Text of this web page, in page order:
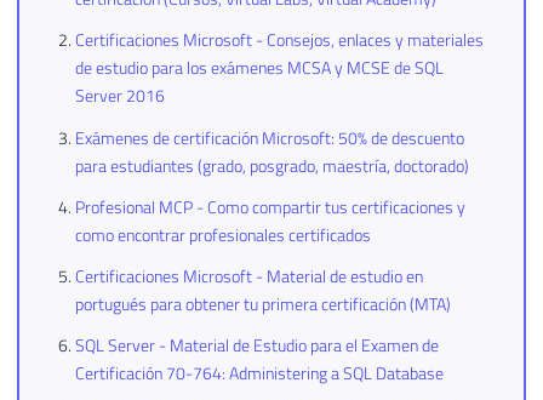
Certificaciones Microsoft - Consejos, enlaces y materiales
de estudio para los exámenes MCSA y MCSE de SQL
Server 2016
Exámenes de certificación Microsoft: 50% de descuento
para estudiantes (grado, posgrado, maestría, doctorado)
Profesional MCP - Como compartir tus certificaciones y
como encontrar profesionales certificados
Certificaciones Microsoft - Material de estudio en
portugués para obtener tu primera certificación (MTA)
SQL Server - Material de Estudio para el Examen de
Certificación 70-764: Administering a SQL Database